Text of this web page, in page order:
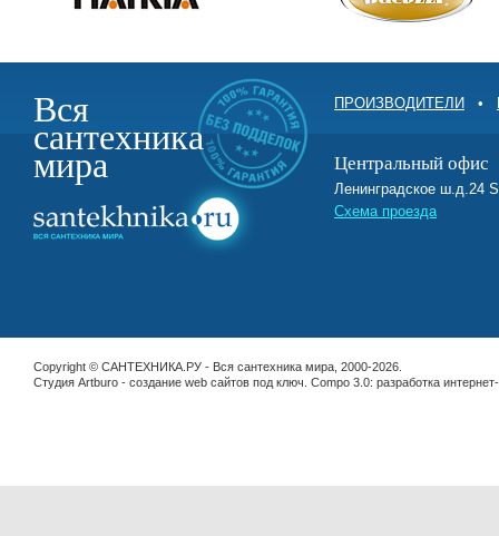
Вся
сантехника
мира
ПРОИЗВОДИТЕЛИ •
Центральный офис
Ленинградское ш.д.24
Схема проезда
Copyright © САНТЕХНИКА.РУ - Вся сантехника мира, 2000-2026.
Студия Artburo - cоздание web сайтов под ключ . Compo 3.0: разработка